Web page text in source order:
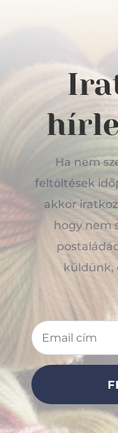
Ha nem
feltöltések
akkor
hogy nem
küldünk,